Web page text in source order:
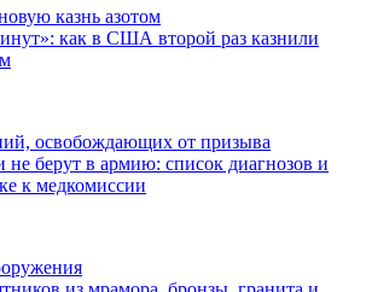
как в США второй раз казнили
берут в армию: список диагнозов и
к медкомиссии